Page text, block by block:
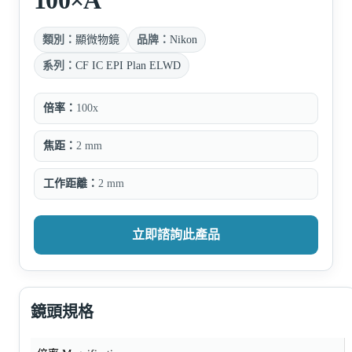
類別： 顯微物鏡 品牌： Nikon
系列： CF IC EPI Plan ELWD
倍率： 100x
焦距： 2 mm
工作距離： 2 mm
立即諮詢此產品
鏡頭規格